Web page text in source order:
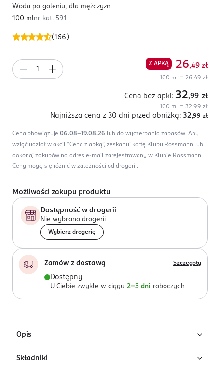
(166 )
Woda po goleniu, dla mężczyzn
100 mlnr kat. 591
Z APKĄ 26,49 zł
100 ml = 26,49 zł
Cena bez apki: 32,99 zł
100 ml = 32,99 zł
Najniższa cena z 30 dni przed obniżką: 32,99 zł
Cena obowiązuje 06.08-19.08.26 lub do wyczerpania zapasów. Aby
wziąć udział w akcji “Cena z apką”, zeskanuj kartę Klubu Rossmann lub
dokonaj zakupów na adres e-mail zarejestrowany w Klubie Rossmann.
Ceny mogą się różnić w zależności od drogerii.
Możliwości zakupu produktu
Dostępność w drogerii
Nie wybrano drogerii
Wybierz drogerię
Zamów z dostawą Szczegóły
Dostępny
U Ciebie zwykle w ciągu 2-3 dni roboczych
Opis
Hattric Classic woda po goleniu. Ekscytujący męski
Składniki